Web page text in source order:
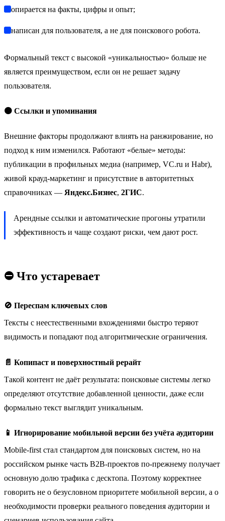
опирается на факты, цифры и опыт;
написан для пользователя, а не для поискового робота.
Формальный текст с высокой «уникальностью» больше не
является преимуществом, если он не решает задачу
пользователя.
🟠 Ссылки и упоминания
Внешние факторы продолжают влиять на ранжирование, но
подход к ним изменился. Работают «белые» методы:
публикации в профильных медиа (например, VC.ru и Habr),
живой крауд-маркетинг и присутствие в авторитетных
справочниках — Яндекс.Бизнес, 2ГИС.
Арендные ссылки и автоматические прогоны утратили
эффективность и чаще создают риски, чем дают рост.
⛔ Что устаревает
🚫 Переспам ключевых слов
Тексты с неестественными вхождениями быстро теряют
видимость и попадают под алгоритмические ограничения.
📄 Копипаст и поверхностный рерайт
Такой контент не даёт результата: поисковые системы легко
определяют отсутствие добавленной ценности, даже если
формально текст выглядит уникальным.
📱 Игнорирование мобильной версии без учёта аудитории
Mobile-first стал стандартом для поисковых систем, но на
российском рынке часть B2B-проектов по-прежнему получает
основную долю трафика с десктопа. Поэтому корректнее
говорить не о безусловном приоритете мобильной версии, а о
необходимости проверки реального поведения аудитории и